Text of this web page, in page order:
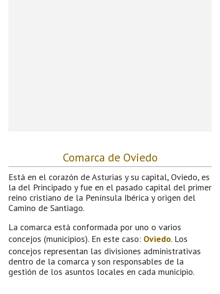
Comarca de Oviedo
Está en el corazón de Asturias y su capital, Oviedo, es
la del Principado y fue en el pasado capital del primer
reino cristiano de la Península Ibérica y origen del
Camino de Santiago.
La comarca está conformada por uno o varios
concejos (municipios). En este caso: Oviedo. Los
concejos representan las divisiones administrativas
dentro de la comarca y son responsables de la
gestión de los asuntos locales en cada municipio.